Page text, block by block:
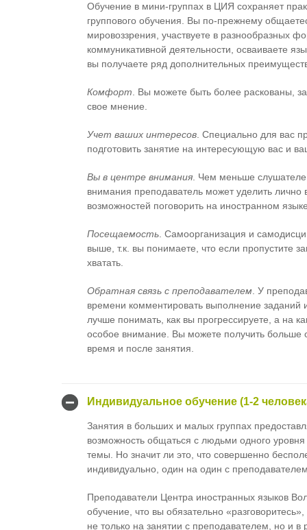
Обучение в мини-группах в ЦИЯ сохраняет
группового обучения. Вы по-прежнему
мировоззрения, участвуете в разнообразных
коммуникативной деятельности, осваиваете
вы получаете ряд дополнительных
Комфорт . Вы можете быть более раскованы,
свое мнение.
Учет ваших интересов . Специально для вас
подготовить занятие на интересующую вас и
Вы в центре внимания . Чем меньше
внимания преподаватель может уделить
возможностей поговорить на иностранном
Посещаемость . Самоорганизация и
выше, т.к. вы понимаете, что если пропустите
хватать.
Обратная связь с преподавателем . У
времени комментировать выполнение заданий
лучше понимать, как вы прогрессируете, а на
особое внимание. Вы можете получить больше
время и после занятия.
Индивидуальное обучение (1-2
Занятия в больших и малых группах
возможность общаться с людьми одного
темы. Но значит ли это, что совершенно
индивидуально, один на один с
Преподаватели Центра иностранных языков
обучение, что вы обязательно
не только на занятии с преподавателем, но и в